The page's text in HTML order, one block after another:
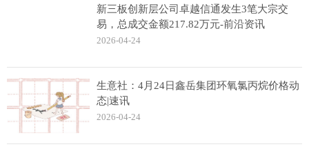
新三板创新层公司卓越信通发生3笔大宗交
易，总成交金额217.82万元-前沿资讯
2026-04-24
生意社：4月24日鑫岳集团环氧氯丙烷价格动
态|速讯
2026-04-24